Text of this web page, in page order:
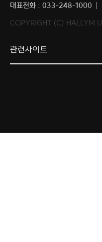
대표전화 : 033-248-1000
COPYRIGHT (C) HALLYM
관련사이트
커뮤니티교육원